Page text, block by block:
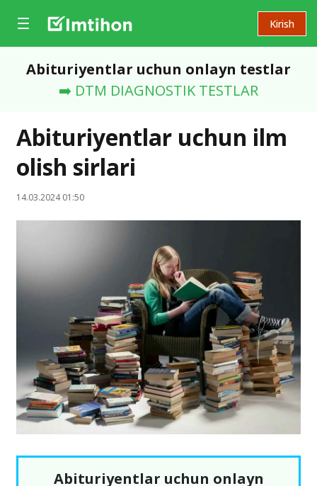
Kirish
Abituriyentlar uchun onlayn testlar
➡️ DTM DIAGNOSTIK TESTLAR
Abituriyentlar uchun ilm
olish sirlari
14.03.2024 01:50
Abituriyentlar uchun onlayn